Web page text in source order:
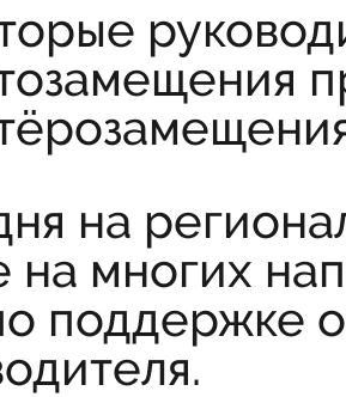
на
на многих
поддержке